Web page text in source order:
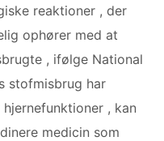
reaktioner , der
ophører med at
, ifølge National
stofmisbrug har
, kan
medicin som